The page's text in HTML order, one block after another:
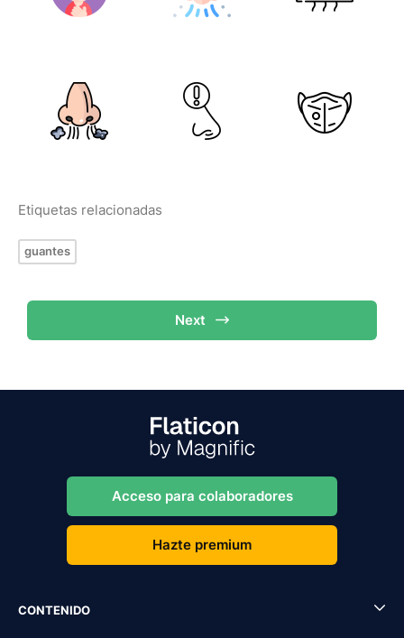
Etiquetas relacionadas
guantes
Next
Acceso para colaboradores
Hazte premium
CONTENIDO